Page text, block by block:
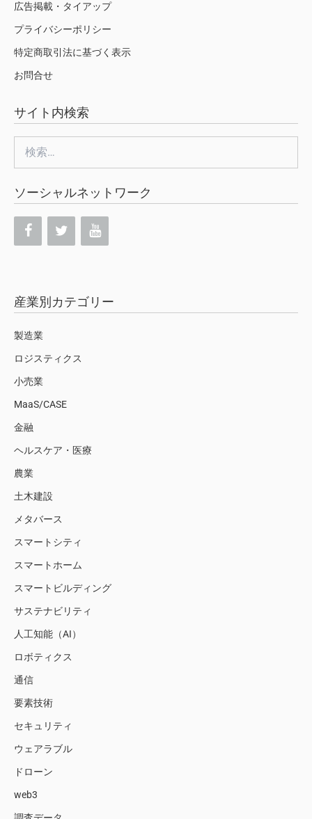
広告掲載・タイアップ
プライバシーポリシー
特定商取引法に基づく表示
お問合せ
サイト内検索
索:
ソーシャルネットワーク
産業別カテゴリー
製造業
ロジスティクス
小売業
MaaS/CASE
金融
ヘルスケア・医療
農業
土木建設
メタバース
スマートシティ
スマートホーム
スマートビルディング
サステナビリティ
人工知能（AI）
ロボティクス
通信
要素技術
セキュリティ
ウェアラブル
ドローン
web3